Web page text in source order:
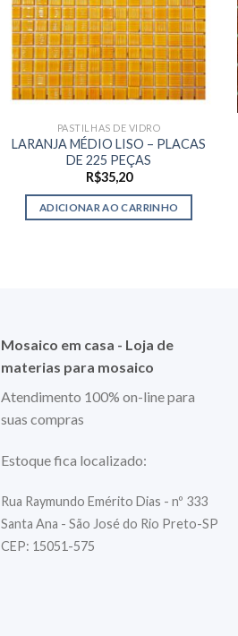
PASTILHAS DE VIDRO
LARANJA MÉDIO LISO – PLACAS
DE 225 PEÇAS
R$35,20
ADICIONAR AO CARRINHO
Mosaico em casa - Loja de
materias para mosaico
Atendimento 100% on-line para
suas compras
Estoque fica localizado:
Rua Raymundo Emérito Dias - nº 333
Santa Ana - São José do Rio Preto-SP
CEP: 15051-575